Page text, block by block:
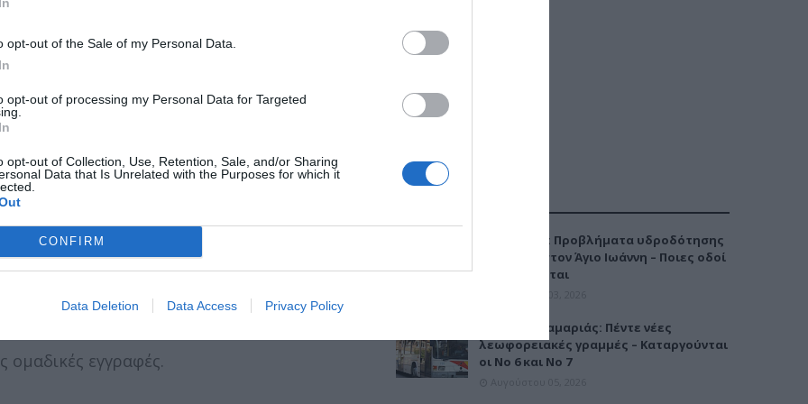
opt-out of the Sale of my Personal Data.
opt-out of processing my Personal Data for Targeted
opt-out of Collection, Use, Retention, Sale, and/or Sharing
Data that Is Unrelated with the Purposes for which it
CONFIRM
Data Deletion Data Access Privacy Policy
(Δημοτικό Κολυμβητήριο
από τις 9:00 πμ για όσους
Πλατείας Σκρά και «Αριστοτέλη»
από τις 9:00 πμ για όσους ενδιαφέρονται
κλειστό Δημοτικό γήπεδο (ΔΑΚ).
2022 σύμφωνα με το παραπάνω
ομαδικές εγγραφές.
Καλαμαριά: Προβλήματα υδροδότησης
την Τρίτη στον Άγιο Ιωάννη – Ποιες οδοί
επηρεάζονται
Μετρό Καλαμαριάς: Πέντε νέες
λεωφορειακές γραμμές – Καταργούνται
οι Νο 6 και Νο 7